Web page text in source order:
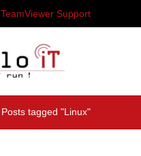
TeamViewer Support
Posts tagged "Linux"